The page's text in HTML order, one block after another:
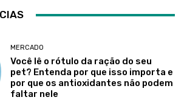
MERCADO
Você lê o rótulo da ração do seu
pet? Entenda por que isso importa e
por que os antioxidantes não podem
faltar nele